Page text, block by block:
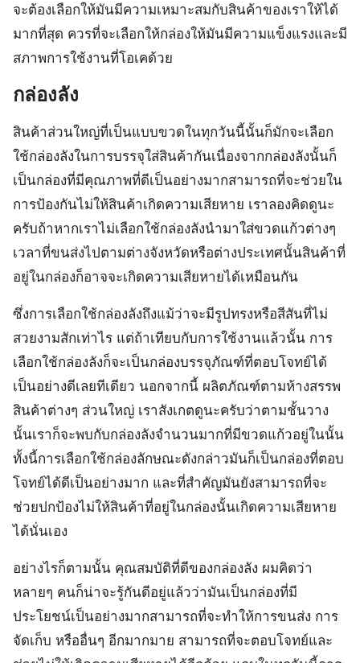
จะต้องเลือกให้มันมีความเหมาะสมกับสินค้าของเราให้ได้
มากที่สุด ควรที่จะเลือกให้กล่องให้มันมีความแข็งแรงและมี
สภาพการใช้งานที่โอเคด้วย
กล่องลัง
สินค้าส่วนใหญ่ที่เป็นแบบขวดในทุกวันนี้นั้นก็มักจะเลือก
ใช้กล่องลังในการบรรจุใส่สินค้ากันเนื่องจากกล่องลังนั้นก็
เป็นกล่องที่มีคุณภาพที่ดีเป็นอย่างมากสามารถที่จะช่วยใน
การป้องกันไม่ให้สินค้าเกิดความเสียหาย เราลองคิดดูนะ
ครับถ้าหากเราไม่เลือกใช้กล่องลังนำมาใส่ขวดแก้วต่างๆ
เวลาที่ขนส่งไปตามต่างจังหวัดหรือต่างประเทศนั้นสินค้าที่
อยู่ในกล่องก็อาจจะเกิดความเสียหายได้เหมือนกัน
ซึ่งการเลือกใช้กล่องลังถึงแม้ว่าจะมีรูปทรงหรือสีสันที่ไม่
สวยงามสักเท่าไร แต่ถ้าเทียบกับการใช้งานแล้วนั้น การ
เลือกใช้กล่องลังก็จะเป็นกล่องบรรจุภัณฑ์ที่ตอบโจทย์ได้
เป็นอย่างดีเลยทีเดียว นอกจากนี้ ผลิตภัณฑ์ตามห้างสรรพ
สินค้าต่างๆ ส่วนใหญ่ เราสังเกตดูนะครับว่าตามชั้นวาง
นั้นเราก็จะพบกับกล่องลังจำนวนมากที่มีขวดแก้วอยู่ในนั้น
ทั้งนี้การเลือกใช้กล่องลักษณะดังกล่าวมันก็เป็นกล่องที่ตอบ
โจทย์ได้ดีเป็นอย่างมาก และที่สำคัญมันยังสามารถที่จะ
ช่วยปกป้องไม่ให้สินค้าที่อยู่ในกล่องนั้นเกิดความเสียหาย
ได้นั่นเอง
อย่างไรก็ตามนั้น คุณสมบัติที่ดีของกล่องลัง ผมคิดว่า
หลายๆ คนก็น่าจะรู้กันดีอยู่แล้วว่ามันเป็นกล่องที่มี
ประโยชน์เป็นอย่างมากสามารถที่จะทำให้การขนส่ง การ
จัดเก็บ หรืออื่นๆ อีกมากมาย สามารถที่จะตอบโจทย์และ